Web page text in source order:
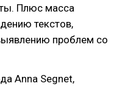
Плюс масса
текстов,
проблем со
Anna Segnet,